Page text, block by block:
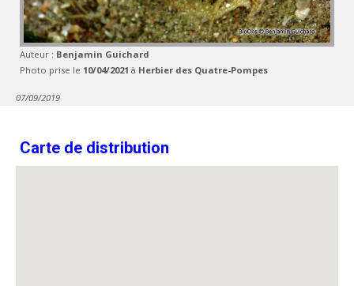
Auteur : Benjamin Guichard
Photo prise le 10/04/2021 à Herbier des Quatre-Pompes
07/09/2019
Carte de distribution